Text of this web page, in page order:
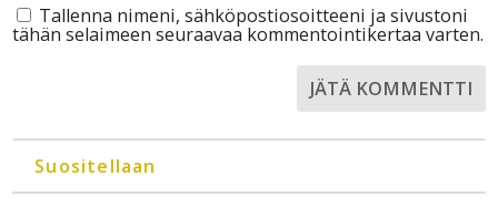
Tallenna nimeni, sähköpostiosoitteeni ja sivustoni
tähän selaimeen seuraavaa kommentointikertaa varten.
Suositellaan